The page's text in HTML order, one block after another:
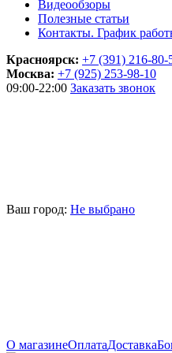
Видеообзоры
Полезные статьи
Контакты. График
Красноярск: +7 (391) 216-80-
Москва: +7 (925) 253-98-10
09:00-22:00 Заказать звонок
Ваш город: Не выбрано
О магазинеОплатаДоставка